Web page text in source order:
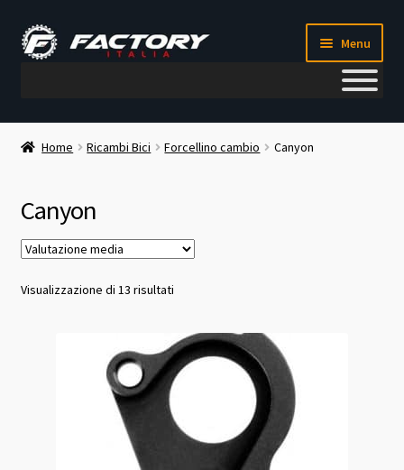
Vai
alla
Vai
al
Menu
Il mio account
Chi siamo
Corso meccanico bici
Home Ricambi Bici Forcellino cambio Canyon
Canyon
Visualizzazione di 13 risultatiValutazione